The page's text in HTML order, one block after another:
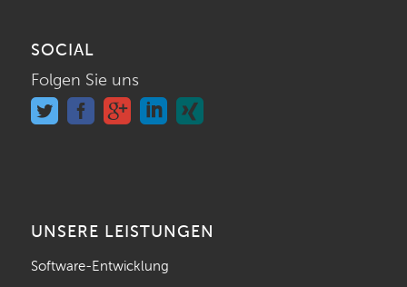
SOCIAL
Folgen Sie uns
UNSERE LEISTUNGEN
Software-Entwicklung